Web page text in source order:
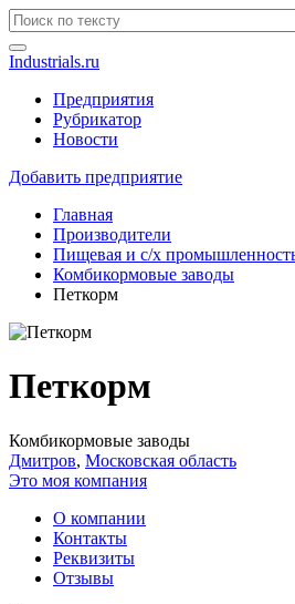
Industrials.ru
Предприятия
Рубрикатор
Новости
Добавить предприятие
Главная
Производители
Пищевая и с/х
Комбикормовые заводы
Петкорм
Петкорм
Комбикормовые заводы
Дмитров, Московская область
Это моя компания
О компании
Контакты
Реквизиты
Отзывы